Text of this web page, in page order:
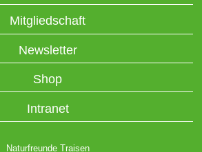
Mitgliedschaft
Newsletter
Shop
Intranet
Naturfreunde Traisen